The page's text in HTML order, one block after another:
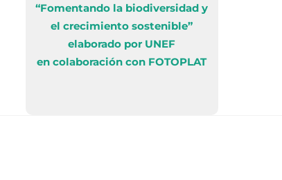
“Fomentando la biodiversidad y
el crecimiento sostenible”
elaborado por UNEF
en colaboración con FOTOPLAT